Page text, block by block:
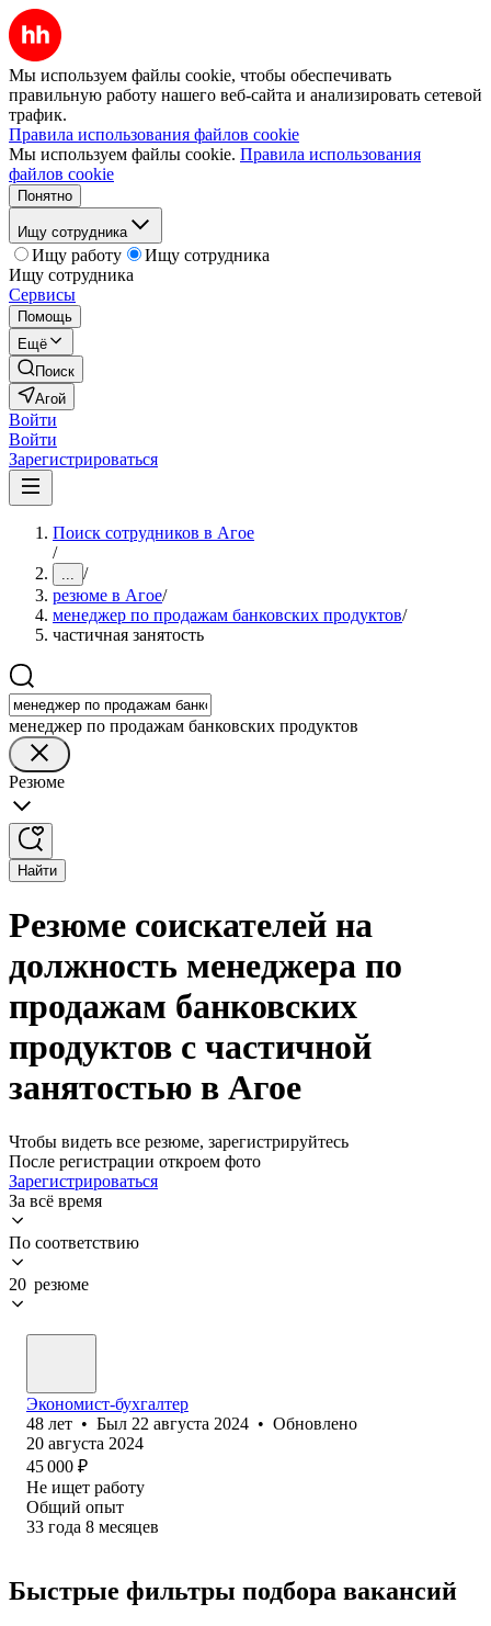
Мы используем файлы cookie, чтобы обеспечивать
правильную работу нашего веб-сайта и анализировать сетевой
трафик.
Правила использования файлов cookie
Мы используем файлы cookie. Правила использования
файлов cookie
Понятно
Ищу сотрудника
Ищу работу
Ищу сотрудника
Ищу сотрудника
Сервисы
Помощь
Ещё
Поиск
Агой
Войти
Войти
Зарегистрироваться
Поиск сотрудников в Агое
/
... /
резюме в Агое/
менеджер по продажам банковских продуктов/
частичная занятость
менеджер по продажам банковских продуктов
Резюме
Найти
Резюме соискателей на
должность менеджера по
продажам банковских
продуктов с частичной
занятостью в Агое
Чтобы видеть все резюме, зарегистрируйтесь
После регистрации откроем фото
Зарегистрироваться
За всё время
По соответствию
20 резюме
Экономист-бухгалтер
48 лет • Был 22 августа 2024 • Обновлено
20 августа 2024
45 000 ₽
Не ищет работу
Общий опыт
33 года 8 месяцев
Быстрые фильтры подбора вакансий